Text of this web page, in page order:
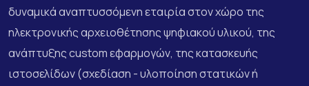
δυναμικά αναπτυσσόμενη εταιρία στον χώρο της
ηλεκτρονικής αρχειοθέτησης ψηφιακού υλικού, της
ανάπτυξης custom εφαρμογών, της κατασκευής
ιστοσελίδων (σχεδίαση - υλοποίηση στατικών ή